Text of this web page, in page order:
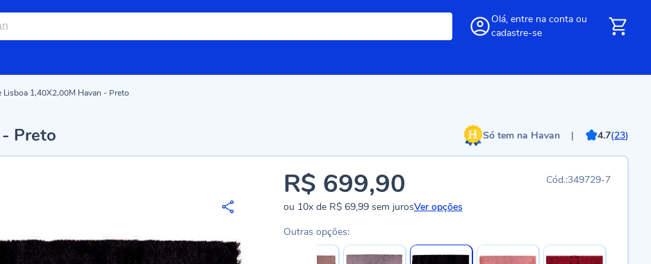
Olá, entre na conta ou
cadastre-se
Lisboa 1,40X2,00M Havan - Preto
Preto Só tem na Havan | 4.7(23)
349729-7
R$ 699,90
ou 10xde R$ 69,99sem jurosVer opções
Outras opções: